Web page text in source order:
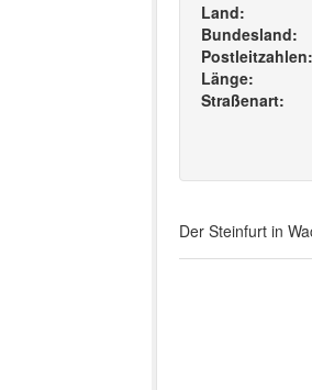
Land:
Bundesland:
Postleitzahlen:
Länge:
Straßenart:
Der Steinfurt in